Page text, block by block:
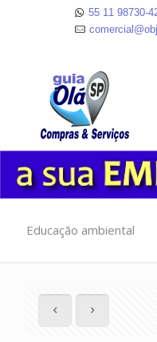
55 11 98730-
Educação ambiental